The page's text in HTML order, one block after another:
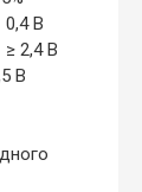
В
2,4 В
В